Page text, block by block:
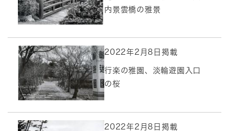
内景雲橋の雅景
2022年2月8日掲載
行楽の雅園、淡輪遊園入口
の桜
2022年2月8日掲載